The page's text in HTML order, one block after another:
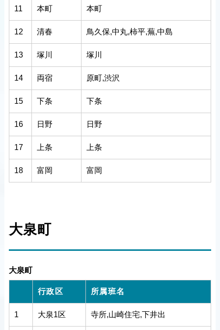
11 本町 本町
12 清春 鳥久保,中丸,柿平,蕪,中島
13 塚川 塚川
14 両宿 原町,渋沢
15 下条 下条
16 日野 日野
17 上条 上条
18 富岡 富岡
大泉町
大泉町
行政区 所属班名
1 大泉1区 寺所,山崎住宅,下井出